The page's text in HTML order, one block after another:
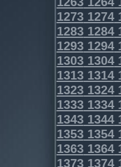
12731274
12831284
12931294
13031304
13131314
13231324
13331334
13431344
13531354
13631364
13731374